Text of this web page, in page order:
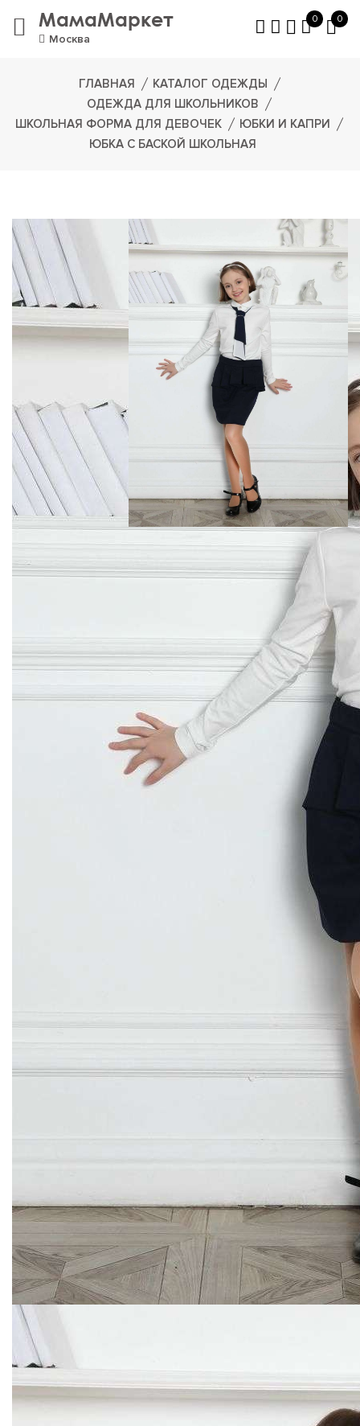
МамаМаркет
Москва
0 0
ГЛАВНАЯ
КАТАЛОГ ОДЕЖДЫ
ОДЕЖДА ДЛЯ ШКОЛЬНИКОВ
ШКОЛЬНАЯ ФОРМА ДЛЯ ДЕВОЧЕК
ЮБКИ И КАПРИ
ЮБКА С БАСКОЙ ШКОЛЬНАЯ